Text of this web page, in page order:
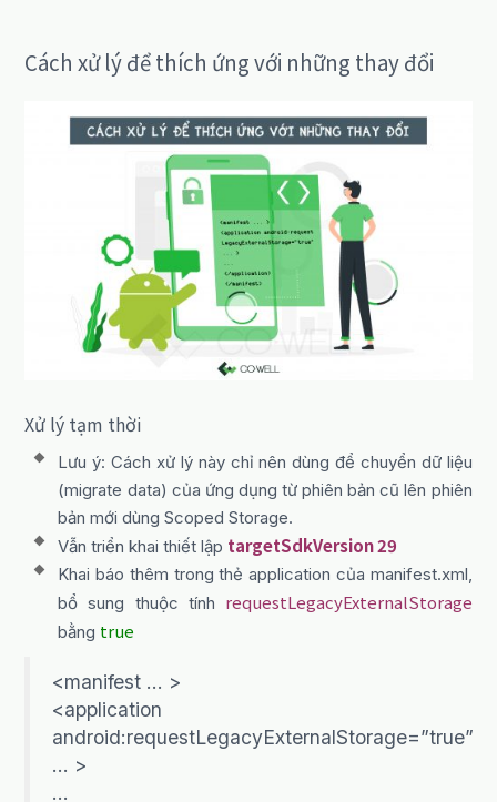
Cách xử lý để thích ứng với những thay đổi
Xử lý tạm thời
Lưu ý: Cách xử lý này chỉ nên dùng để chuyển dữ liệu
(migrate data) của ứng dụng từ phiên bản cũ lên phiên
bản mới dùng Scoped Storage.
Vẫn triển khai thiết lập targetSdkVersion 29
Khai báo thêm trong thẻ application của manifest.xml,
bổ sung thuộc tính requestLegacyExternalStorage
bằng true
<manifest … >
<application
android:requestLegacyExternalStorage=”true”
… >
…